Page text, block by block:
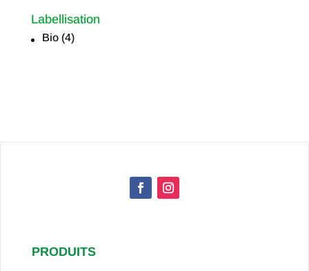
Labellisation
Labellisation
Bio (4)
PRODUITS